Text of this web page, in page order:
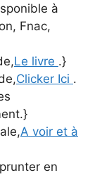
à
Fnac,
Le livre .}
Clicker Ici .
A voir et à
en